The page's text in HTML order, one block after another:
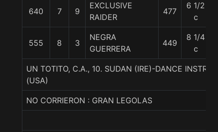
640 7 9
EXCLUSIVE
RAIDER
477
6 1/2
c
555 8 3
NEGRA
GUERRERA
449
8 1/4
c
UN TOTITO, C.A., 10. SUDAN (IRE)-DANCE
(USA)
NO CORRIERON : GRAN LEGOLAS